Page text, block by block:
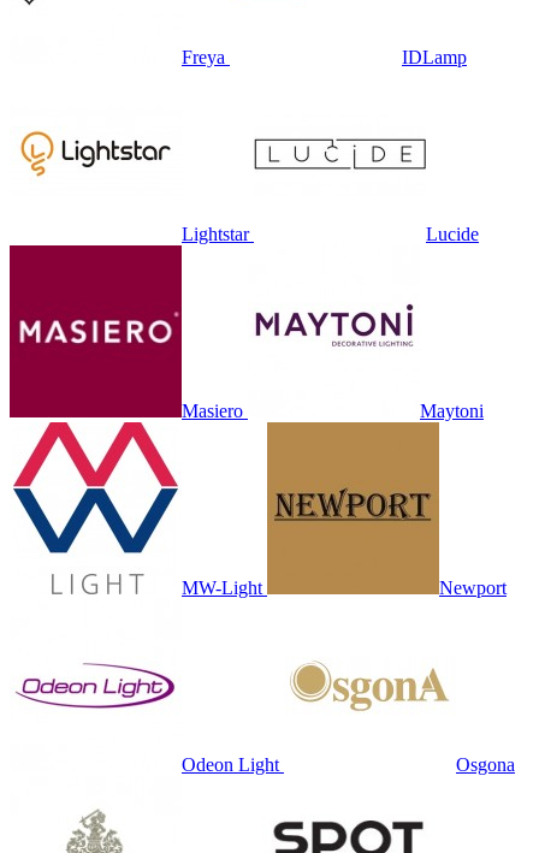
Freya IDLamp
Lightstar Lucide
Masiero Maytoni
MW-Light Newport
Odeon Light Osgona